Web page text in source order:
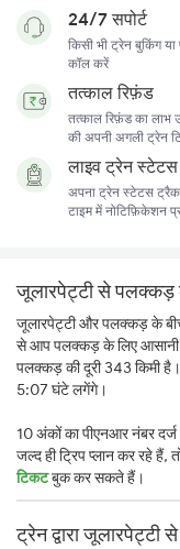
24/7 सपोर्ट
किसी भी ट्रेन बुकिंग
कॉल करें
तत्काल रिफ़ंड
तत्काल रिफ़ंड का
की अपनी अगली ट्रेन
लाइव ट्रेन स्टेटस
अपना ट्रेन स्टेटस
टाइम में नोटिफ़िकेशन
जूलारपेट्टी से पलक्कड़
जूलारपेट्टी और पलक्कड़ के
से आप पलक्कड़ के लिए
पलक्कड़ की दूरी 343 किमी
5:07 घंटे लगेंगे।
10 अंकों का पीएनआर नंबर
जल्द ही ट्रिप प्लान कर रहे हैं,
टिकटबुक कर सकते हैं।
ट्रेन द्वारा जूलारपेट्टी